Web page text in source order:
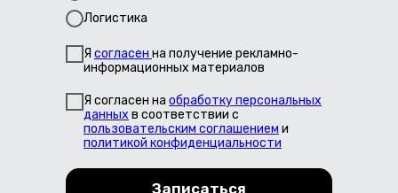
Логистика
Я согласен на получение рекламно-
информационных материалов
Я согласен на обработку персональных
данных в соответствии с
пользовательским соглашением и
политикой конфиденциальности
Записаться